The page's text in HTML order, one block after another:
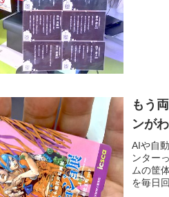
もう
ンが
AIや自
ンター
ムの筐
を毎日